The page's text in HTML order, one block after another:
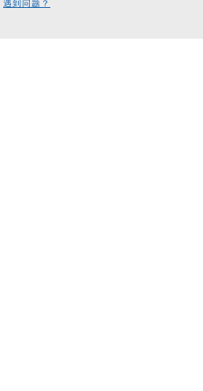
遇到问题？